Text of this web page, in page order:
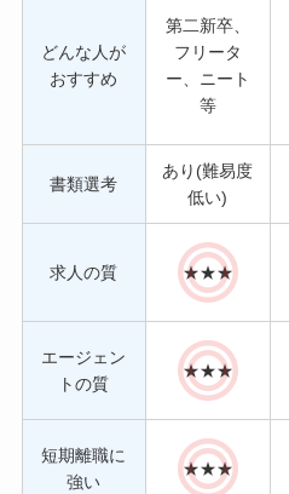
どんな人が
おすすめ
第二新卒、
フリータ
ー、ニート
等
書類選考
あり(難易度
低い)
求人の質 ★★★
エージェン
トの質
★★★
短期離職に
強い
★★★